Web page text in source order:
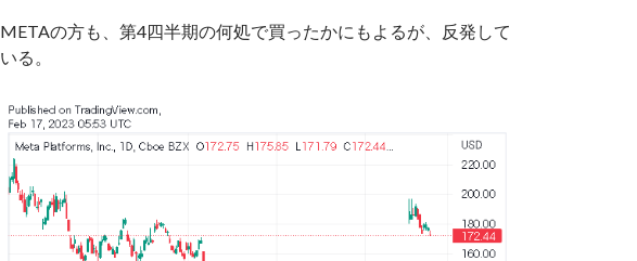
METAの方も、第4四半期の何処で買ったかにもよるが、反発して
いる。